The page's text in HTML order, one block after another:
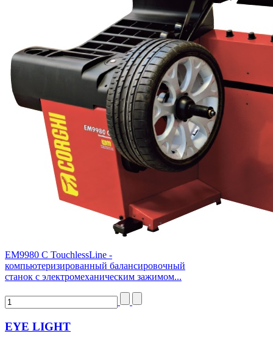
EM9980 C TouchlessLine -
компьютеризированный балансировочный
станок с электромеханическим зажимом...
EYE LIGHT